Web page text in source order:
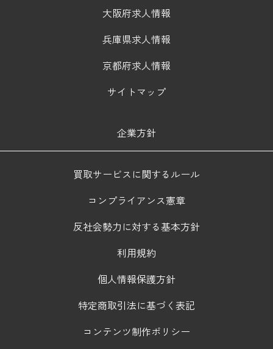
大阪府求人情報
兵庫県求人情報
京都府求人情報
サイトマップ
企業方針
買取サービスに関するルール
コンプライアンス憲章
反社会勢力に対する基本方針
利用規約
個人情報保護方針
特定商取引法に基づく表記
コンテンツ制作ポリシー